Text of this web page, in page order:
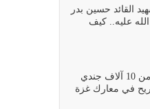
اترك القرآن
لديك على…
أن تكون نقاط
إذا…
القائد حسين بدر
عليه.. كيف
صحيفة هآرتس: أكثر من 10 آلاف جندي
في معارك غزة